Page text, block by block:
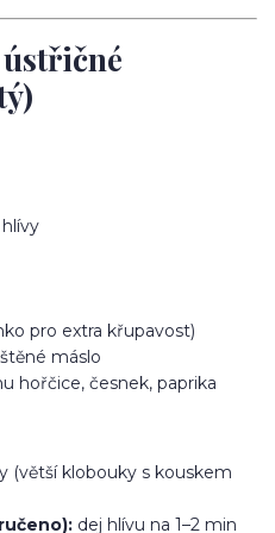
ústřičné
pro extra křupavost)
máslo
hořčice, česnek, paprika
(větší klobouky s kouskem
dej hlívu na 1–2 min